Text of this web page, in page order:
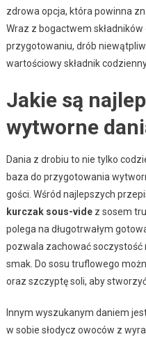
zdrowa opcja, która powinna
Wraz z bogactwem
przygotowaniu, drób
wartościowy składnik
Jakie są
wytworne
Dania z drobiu to nie tylko
baza do przygotowania
gości. Wśród najlepszych
kurczak sous-videz sosem
polega na długotrwałym
pozwala zachować
smak. Do sosu truflowego
oraz szczyptę soli, aby
Innym wyszukanym daniem
w sobie słodycz owoców z